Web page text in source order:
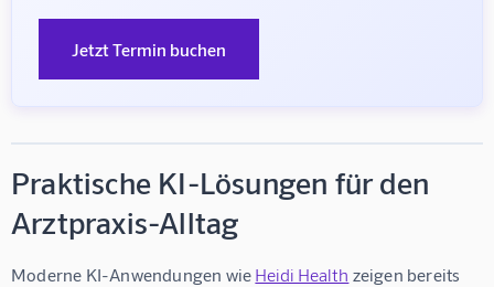
Jetzt Termin buchen
Praktische KI-Lösungen für den
Arztpraxis-Alltag
Moderne KI-Anwendungen wie Heidi Health zeigen bereits